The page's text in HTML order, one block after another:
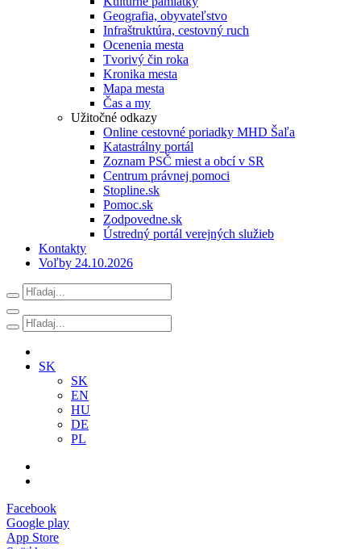
Geografia, obyvateľstvo
Infraštruktúra, cestovný ruch
Ocenenia mesta
Tvorivý čin roka
Kronika mesta
Mapa mesta
Čas a my
Užitočné odkazy
Online cestovné poriadky MHD Šaľa
Katastrálny portál
Zoznam PSČ miest a obcí v SR
Centrum právnej pomoci
Stopline.sk
Pomoc.sk
Zodpovedne.sk
Ústredný portál verejných služieb
Kontakty
Voľby 24.10.2026
SK
SK
EN
HU
DE
PL
Facebook
Google play
App Store